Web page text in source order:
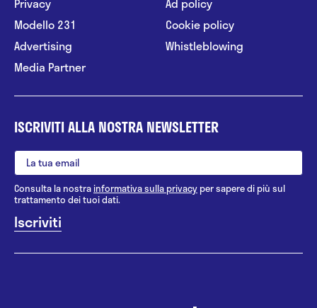
Modello 231
Advertising
Media Partner
Cookie policy
Whistleblowing
ISCRIVITI ALLA NOSTRA NEWSLETTER
Consulta la nostrainformativa sulla privacy per sapere di più sul
trattamento dei tuoi dati.